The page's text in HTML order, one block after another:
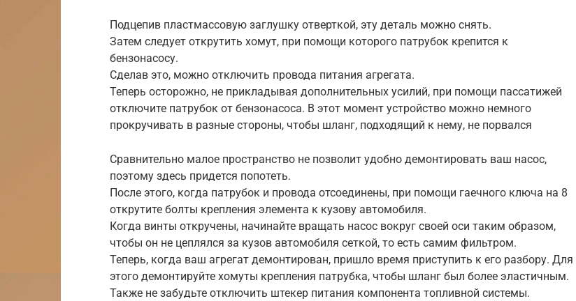
Подцепив пластмассовую заглушку отверткой, эту деталь можно снять.
Затем следует открутить хомут, при помощи которого патрубок крепится к
бензонасосу.
Сделав это, можно отключить провода питания агрегата.
Теперь осторожно, не прикладывая дополнительных усилий, при помощи пассатижей
отключите патрубок от бензонасоса. В этот момент устройство можно немного
прокручивать в разные стороны, чтобы шланг, подходящий к нему, не порвался
Сравнительно малое пространство не позволит удобно демонтировать ваш насос,
поэтому здесь придется попотеть.
После этого, когда патрубок и провода отсоединены, при помощи гаечного ключа на 8
открутите болты крепления элемента к кузову автомобиля.
Когда винты откручены, начинайте вращать насос вокруг своей оси таким образом,
чтобы он не цеплялся за кузов автомобиля сеткой, то есть самим фильтром.
Теперь, когда ваш агрегат демонтирован, пришло время приступить к его разбору. Для
этого демонтируйте хомуты крепления патрубка, чтобы шланг был более эластичным.
Также не забудьте отключить штекер питания компонента топливной системы.